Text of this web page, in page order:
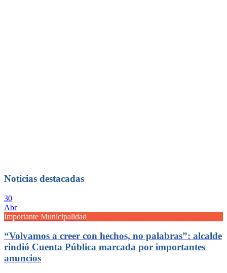
Noticias destacadas
30
Abr
Importante Municipalidad
“Volvamos a creer con hechos, no palabras”: alcalde
rindió Cuenta Pública marcada por importantes
anuncios